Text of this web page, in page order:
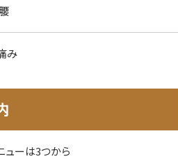
み
ューは3つから